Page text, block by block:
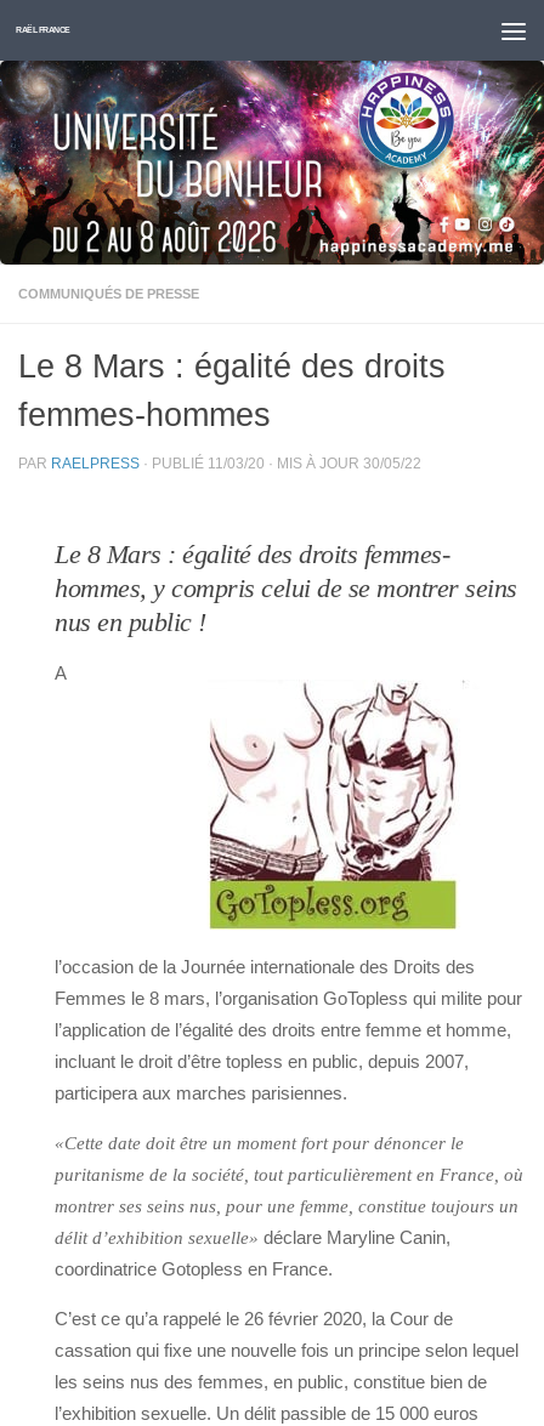
Skip to content
RAËL FRANCE
COMMUNIQUÉS DE PRESSE
Le 8 Mars : égalité des droits
femmes-hommes
PAR RAELPRESS · PUBLIÉ 11/03/20 · MIS À JOUR 30/05/22
Le 8 Mars : égalité des droits femmes-
hommes, y compris celui de se montrer seins
nus en public !
A
l’occasion de la Journée internationale des Droits des
Femmes le 8 mars, l’organisation GoTopless qui milite pour
l’application de l’égalité des droits entre femme et homme,
incluant le droit d’être topless en public, depuis 2007,
participera aux marches parisiennes.
«Cette date doit être un moment fort pour dénoncer le
puritanisme de la société, tout particulièrement en France, où
montrer ses seins nus, pour une femme, constitue toujours un
délit d’exhibition sexuelle» déclare Maryline Canin,
coordinatrice Gotopless en France.
C’est ce qu’a rappelé le 26 février 2020, la Cour de
cassation qui fixe une nouvelle fois un principe selon lequel
les seins nus des femmes, en public, constitue bien de
l’exhibition sexuelle. Un délit passible de 15 000 euros